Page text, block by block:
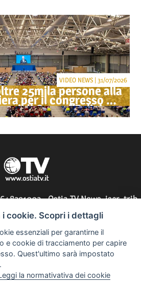
25mila persone alla
per il congresso dei
di Geova "Felici per
sempre"
VIDEO NEWS | 31/07/2026
- Ostia TV News, iscr. trib.
direttore responsabile: Silvia Tocci
i cookie. Scopri i dettagli
essenziali per garantirne il
e cookie di tracciamento per capire
Quest'ultimo sarà impostato
la normativativa dei cookie